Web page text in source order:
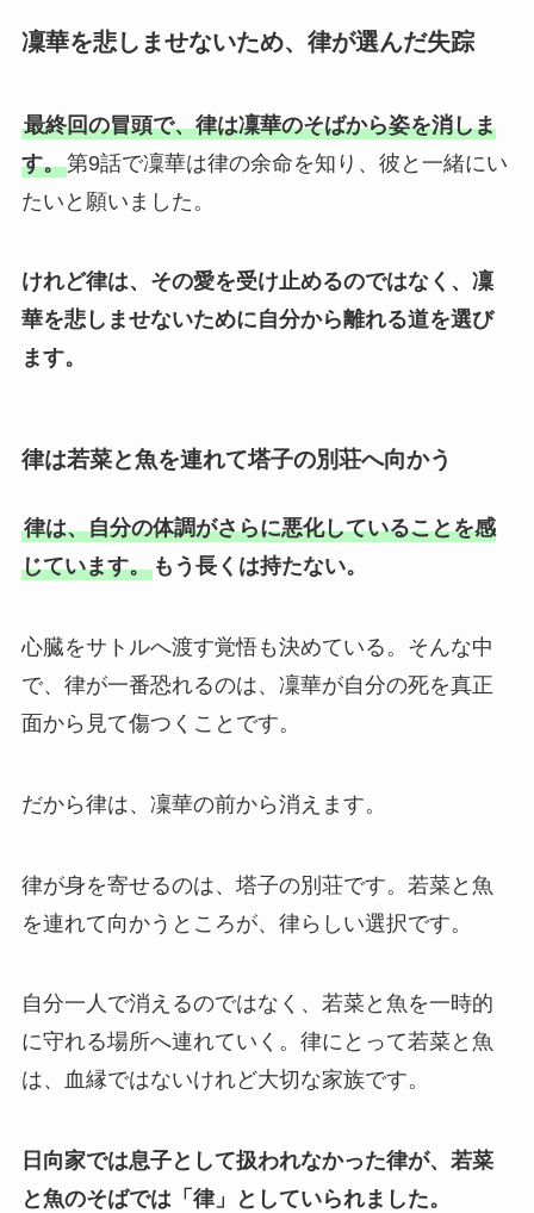
凜華を悲しませないため、律が選んだ失踪
最終回の冒頭で、律は凜華のそばから姿を消しま
す。第9話で凜華は律の余命を知り、彼と一緒にい
たいと願いました。
けれど律は、その愛を受け止めるのではなく、凜
華を悲しませないために自分から離れる道を選び
ます。
律は若菜と魚を連れて塔子の別荘へ向かう
律は、自分の体調がさらに悪化していることを感
じています。もう長くは持たない。
心臓をサトルへ渡す覚悟も決めている。そんな中
で、律が一番恐れるのは、凜華が自分の死を真正
面から見て傷つくことです。
だから律は、凜華の前から消えます。
律が身を寄せるのは、塔子の別荘です。若菜と魚
を連れて向かうところが、律らしい選択です。
自分一人で消えるのではなく、若菜と魚を一時的
に守れる場所へ連れていく。律にとって若菜と魚
は、血縁ではないけれど大切な家族です。
日向家では息子として扱われなかった律が、若菜
と魚のそばでは「律」としていられました。